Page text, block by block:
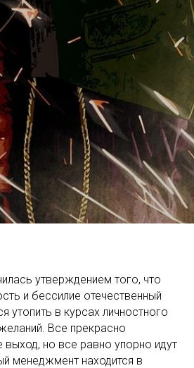
утверждением того, что
и бессилие отечественный
утопить в курсах личностного
Все прекрасно
выход, но все равно упорно идут
менеджмент находится в